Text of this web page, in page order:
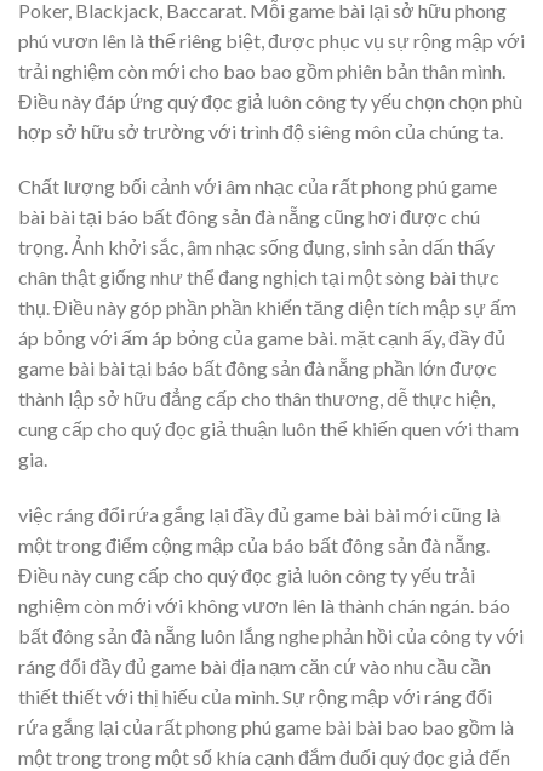
Poker, Blackjack, Baccarat. Mỗi game bài lại sở hữu phong
phú vươn lên là thể riêng biệt, được phục vụ sự rộng mập với
trải nghiệm còn mới cho bao bao gồm phiên bản thân mình.
Điều này đáp ứng quý đọc giả luôn công ty yếu chọn chọn phù
hợp sở hữu sở trường với trình độ siêng môn của chúng ta.
Chất lượng bối cảnh với âm nhạc của rất phong phú game
bài bài tại báo bất đông sản đà nẵng cũng hơi được chú
trọng. Ảnh khởi sắc, âm nhạc sống đụng, sinh sản dấn thấy
chân thật giống như thể đang nghịch tại một sòng bài thực
thụ. Điều này góp phần phần khiến tăng diện tích mập sự ấm
áp bỏng với ấm áp bỏng của game bài. mặt cạnh ấy, đầy đủ
game bài bài tại báo bất đông sản đà nẵng phần lớn được
thành lập sở hữu đẳng cấp cho thân thương, dễ thực hiện,
cung cấp cho quý đọc giả thuận luôn thể khiến quen với tham
gia.
việc ráng đổi rứa gắng lại đầy đủ game bài bài mới cũng là
một trong điểm cộng mập của báo bất đông sản đà nẵng.
Điều này cung cấp cho quý đọc giả luôn công ty yếu trải
nghiệm còn mới với không vươn lên là thành chán ngán. báo
bất đông sản đà nẵng luôn lắng nghe phản hồi của công ty với
ráng đổi đầy đủ game bài địa nạm căn cứ vào nhu cầu cần
thiết thiết với thị hiếu của mình. Sự rộng mập với ráng đổi
rứa gắng lại của rất phong phú game bài bài bao bao gồm là
một trong trong một số khía cạnh đắm đuối quý đọc giả đến